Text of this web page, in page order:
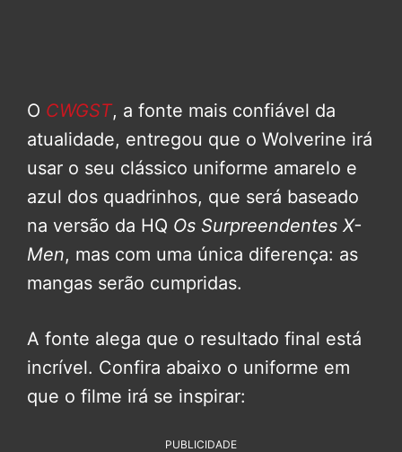
O CWGST, a fonte mais confiável da
atualidade, entregou que o Wolverine irá
usar o seu clássico uniforme amarelo e
azul dos quadrinhos, que será baseado
na versão da HQ Os Surpreendentes X-
Men, mas com uma única diferença: as
mangas serão cumpridas.
A fonte alega que o resultado final está
incrível. Confira abaixo o uniforme em
que o filme irá se inspirar:
PUBLICIDADE